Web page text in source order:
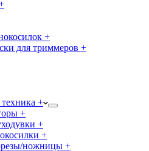
+
для триммеров +
+
+
+
+
ножницы +